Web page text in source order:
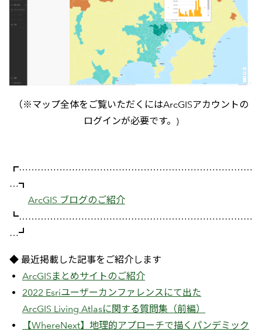
（※マップ全体をご覧いただくにはArcGISアカウントの
ログインが必要です。)
┏…………………………………………………………………
…┓
ArcGIS ブログのご紹介
┗…………………………………………………………………
…┛
◆ 最近掲載した記事をご紹介します
ArcGISまとめサイトのご紹介
2022 Esriユーザーカンファレンスにて出た
ArcGIS Living Atlasに関する質問集（前編）
【WhereNext】地理的アプローチで描くパンデミック